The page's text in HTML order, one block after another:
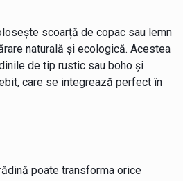
scoarță de copac sau lemn
naturală și ecologică. Acestea
de tip rustic sau boho și
care se integrează perfect în
poate transforma orice